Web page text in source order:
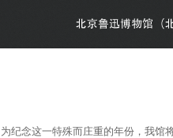
纪念这一特殊而庄重的年份，我馆